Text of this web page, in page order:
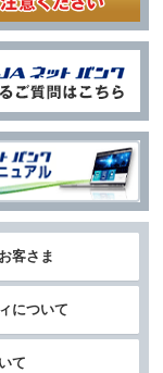
客さま
について
て